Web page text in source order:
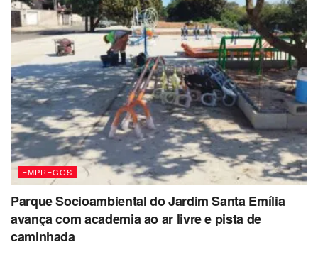
EMPREGOS
Parque Socioambiental do Jardim Santa Emília
avança com academia ao ar livre e pista de
caminhada